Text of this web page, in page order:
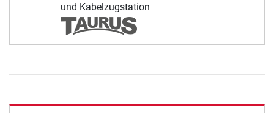
und Kabelzugstation